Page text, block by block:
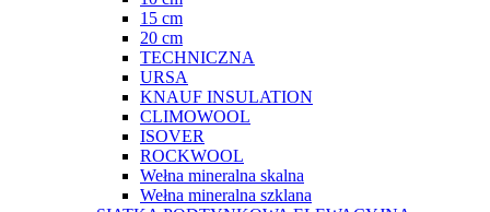
15 cm
20 cm
TECHNICZNA
URSA
KNAUF INSULATION
CLIMOWOOL
ISOVER
ROCKWOOL
Wełna mineralna skalna
Wełna mineralna szklana